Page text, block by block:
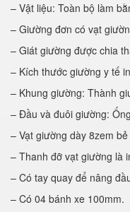
– Vật liệu: Toàn bộ làm
– Giường đơn có vạt
– Giát giường được chia
– Kích thước giường y tế
– Khung giường: Thành
– Đầu và đuôi giường:
– Vạt giường dày 8zem
– Thanh đỡ vạt giường là
– Có tay quay để nâng
– Có 04 bánh xe 100mm.